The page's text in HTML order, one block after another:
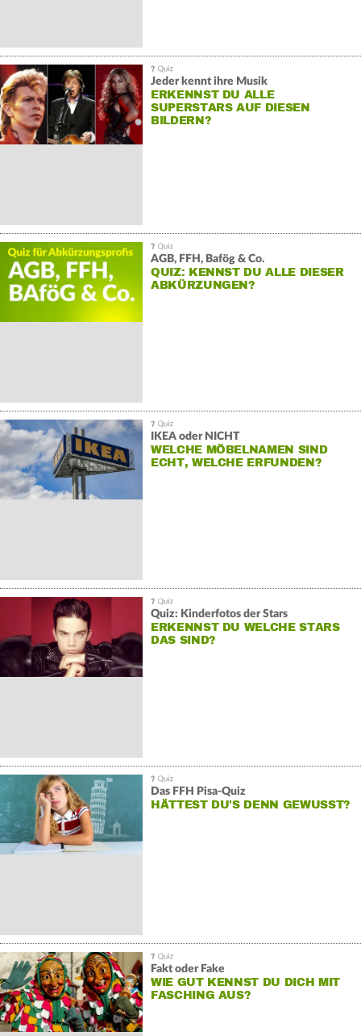
Jeder kennt ihre Musik
ERKENNST DU ALLE
SUPERSTARS AUF DIESEN
BILDERN?
AGB, FFH, Bafög & Co.
QUIZ: KENNST DU ALLE DIESER
ABKÜRZUNGEN?
IKEA oder NICHT
WELCHE MÖBELNAMEN SIND
ECHT, WELCHE ERFUNDEN?
Quiz: Kinderfotos der Stars
ERKENNST DU WELCHE STARS
DAS SIND?
Das FFH Pisa-Quiz
HÄTTEST DU'S DENN GEWUSST?
Fakt oder Fake
WIE GUT KENNST DU DICH MIT
FASCHING AUS?